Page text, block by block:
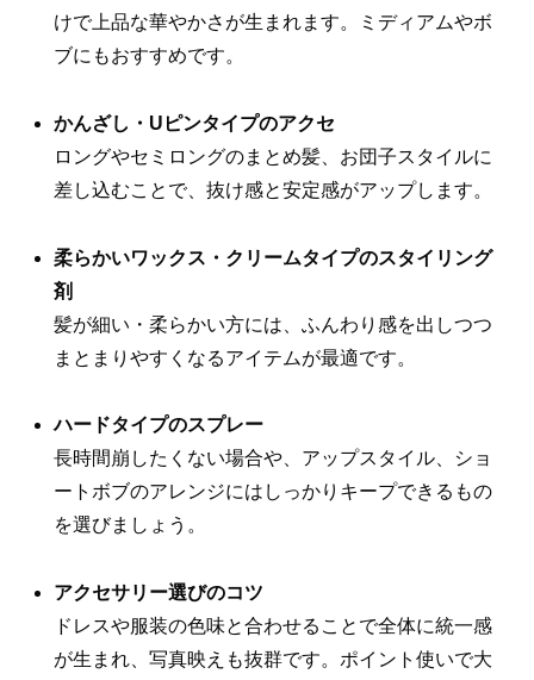
けで上品な華やかさが生まれます。ミディアムやボ
ブにもおすすめです。
かんざし・Uピンタイプのアクセ
ロングやセミロングのまとめ髪、お団子スタイルに
差し込むことで、抜け感と安定感がアップします。
柔らかいワックス・クリームタイプのスタイリング
剤
髪が細い・柔らかい方には、ふんわり感を出しつつ
まとまりやすくなるアイテムが最適です。
ハードタイプのスプレー
長時間崩したくない場合や、アップスタイル、ショ
ートボブのアレンジにはしっかりキープできるもの
を選びましょう。
アクセサリー選びのコツ
ドレスや服装の色味と合わせることで全体に統一感
が生まれ、写真映えも抜群です。ポイント使いで大